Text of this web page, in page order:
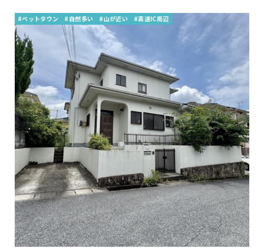
#ベットタウン #自然多い #山が近い #高速IC周辺